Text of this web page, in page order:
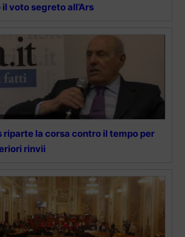
voto segreto all’Ars
riparte la corsa contro il tempo per
rinvii